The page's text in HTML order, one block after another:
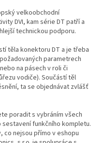
velkoobchodní
DVI, kam série DT patří a
technickou podporu.
těla konektoru DT a je třeba
parametrech
na pásech v roli či
vodiče). Součástí těl
ta se objednávat zvlášť
poradit s vybráním všech
funkčního kompletu.
co nejsou přímo v eshopu